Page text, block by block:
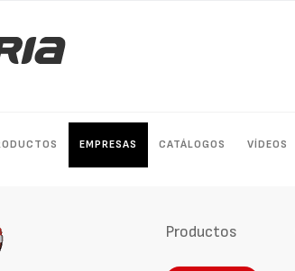
EMPRESAS CATÁLOGOS VÍDEOS
Productos